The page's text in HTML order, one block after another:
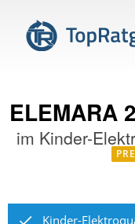
ELEMARA
im Kinder-
Kinder-